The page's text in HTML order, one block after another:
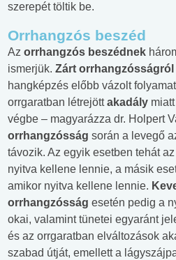
szerepét töltik be.
Orrhangzós beszéd
Az orrhangzós beszédnek
ismerjük. Zárt orrhangzósságról
hangképzés előbb vázolt
orrgaratban létrejöttakadály
végbe – magyarázza dr. Holpert
orrhangzósság során a levegő
távozik. Az egyik esetben tehát
nyitva kellene lennie, a másik
amikor nyitva kellene lennie.
orrhangzósság esetén pedig a
okai, valamint tünetei egyaránt
és az orrgaratban elváltozások
szabad útját, emellett a